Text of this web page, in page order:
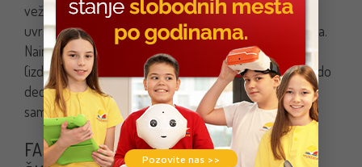
vežba širom sveta. U Japanu i još nekoliko zemalja
uvršten je u sistem školstva umesto fizičkog vaspitanja.
Naime, pored toga što razvija fizičke sposobnosti
(izdržljivost, snagu, spretnost, elastičnost, brzinu), džudo
decu uči poštovanju, a ona na treninzima stiču
samopouzdanje i nova prijateljstva.
FAST PROGRAM ZAISTA ULEPŠAVA
Pozovite nas >>